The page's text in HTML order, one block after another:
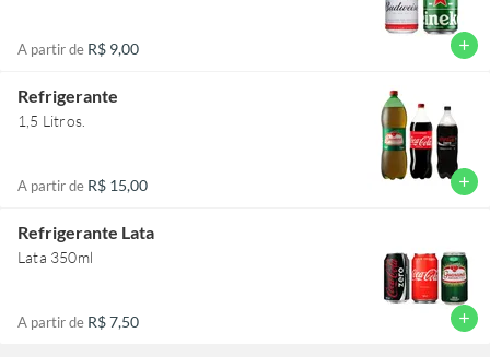
A partir de R$ 9,00 add
Refrigerante
1,5 Litros.
A partir de R$ 15,00 add
Refrigerante Lata
Lata 350ml
A partir de R$ 7,50 add